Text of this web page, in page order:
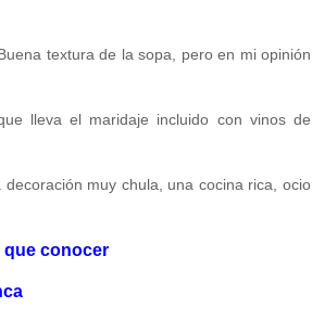
textura de la sopa, pero en mi opinión
lleva el maridaje incluido con vinos de
muy chula, una cocina rica, ocio
que conocer